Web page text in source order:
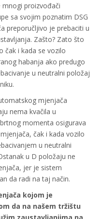
proizvođači
sa svojim poznatim DSG
preporučljivo je prebaciti u
Zašto? Zato što
čak i kada se vozilo
habanja ako predugo
u neutralni položaj
mjenjača
nema kvačila u
momenta osigurava
čak i kada vozilo
u neutralni
u D položaju ne
jer je sistem
da radi na taj način.
kojom je
da na našem tržištu
zaustavljanjima na